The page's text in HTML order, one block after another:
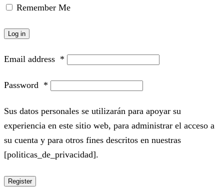
Remember Me
Log in
Email address *
Password *
Sus datos personales se utilizarán para apoyar su
experiencia en este sitio web, para administrar el acceso a
su cuenta y para otros fines descritos en nuestras
[politicas_de_privacidad].
Register